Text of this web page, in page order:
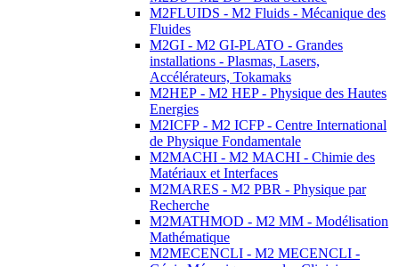
M2FLUIDS - M2 Fluids - Mécanique des
Fluides
M2GI - M2 GI-PLATO - Grandes
installations - Plasmas, Lasers,
Accélérateurs, Tokamaks
M2HEP - M2 HEP - Physique des Hautes
Energies
M2ICFP - M2 ICFP - Centre International
de Physique Fondamentale
M2MACHI - M2 MACHI - Chimie des
Matériaux et Interfaces
M2MARES - M2 PBR - Physique par
Recherche
M2MATHMOD - M2 MM - Modélisation
Mathématique
M2MECENCLI - M2 MECENCLI -